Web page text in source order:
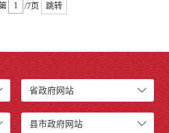
/7页 跳转
省政府网站
县市政府网站